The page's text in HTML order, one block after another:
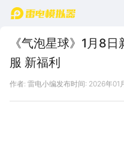
首页
《气泡星球》1月8
服 新福利
作者: 雷电小编发布时间: 2026年01